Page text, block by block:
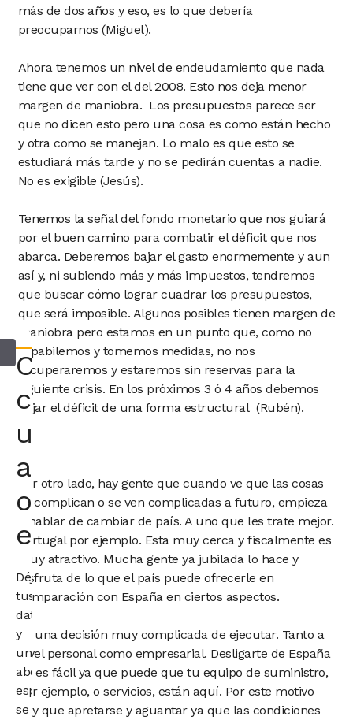
más de dos años y eso, es lo que debería
preocuparnos (Miguel).
Ahora tenemos un nivel de endeudamiento que nada
tiene que ver con el del 2008. Esto nos deja menor
margen de maniobra. Los presupuestos parece ser
que no dicen esto pero una cosa es como están hecho
y otra como se manejan. Lo malo es que esto se
estudiará más tarde y no se pedirán cuentas a nadie.
No es exigible (Jesús).
Tenemos la señal del fondo monetario que nos guiará
por el buen camino para combatir el déficit que nos
abarca. Deberemos bajar el gasto enormemente y aun
así y, ni subiendo más y más impuestos, tendremos
que buscar cómo lograr cuadrar los presupuestos,
que será imposible. Algunos posibles tienen margen de
maniobra pero estamos en un punto que, como no
espabilemos y tomemos medidas, no nos
recuperaremos y estaremos sin reservas para la
siguiente crisis. En los próximos 3 ó 4 años debemos
bajar el déficit de una forma estructural (Rubén).
Por otro lado, hay gente que cuando ve que las cosas
se complican o se ven complicadas a futuro, empieza
a hablar de cambiar de país. A uno que les trate mejor.
Portugal por ejemplo. Esta muy cerca y fiscalmente es
muy atractivo. Mucha gente ya jubilada lo hace y
disfruta de lo que el país puede ofrecerle en
comparación con España en ciertos aspectos.
Es una decisión muy complicada de ejecutar. Tanto a
nivel personal como empresarial. Desligarte de España
no es fácil ya que puede que tu equipo de suministro,
por ejemplo, o servicios, están aquí. Por este motivo
hay que apretarse y aguantar ya que las condiciones
Consultar
con
un
abogado
o
economista
Déjanos
tus
datos
y
un
abogado
especialista
se